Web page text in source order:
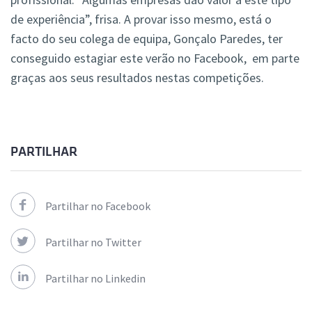
de experiência”, frisa. A provar isso mesmo, está o
facto do seu colega de equipa, Gonçalo Paredes, ter
conseguido estagiar este verão no Facebook, em parte
graças aos seus resultados nestas competições.
PARTILHAR
Partilhar no Facebook
Partilhar no Twitter
Partilhar no Linkedin